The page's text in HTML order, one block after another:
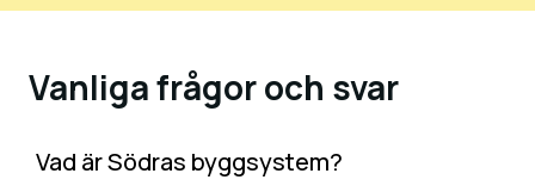
Vanliga frågor och svar
Vad är Södras byggsystem?